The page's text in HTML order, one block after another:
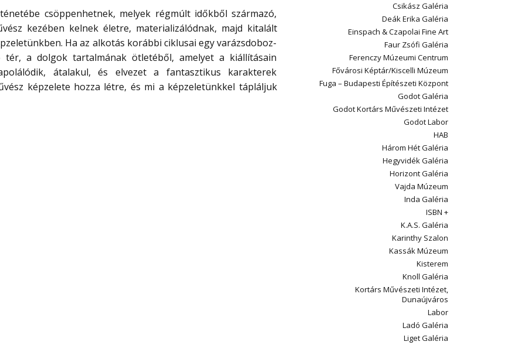
csöppenhetnek, melyek régmúlt időkből származó,
kezében kelnek életre, materializálódnak, majd kitalált
Ha az alkotás korábbi ciklusai egy varázsdoboz-
a dolgok tartalmának ötletéből, amelyet a kiállításain
átalakul, és elvezet a fantasztikus karakterek
képzelete hozza létre, és mi a képzeletünkkel tápláljuk
Csikász Galéria
Deák Erika Galéria
Einspach & Czapolai Fine Art
Faur Zsófi Galéria
Ferenczy Múzeumi Centrum
Fővárosi Képtár/Kiscelli Múzeum
Fuga – Budapesti Építészeti Központ
Godot Galéria
Godot Kortárs Művészeti Intézet
Godot Labor
HAB
Három Hét Galéria
Hegyvidék Galéria
Horizont Galéria
Vajda Múzeum
Inda Galéria
ISBN +
K.A.S. Galéria
Karinthy Szalon
Kassák Múzeum
Kisterem
Knoll Galéria
Kortárs Művészeti Intézet,
Dunaújváros
Labor
Ladó Galéria
Liget Galéria